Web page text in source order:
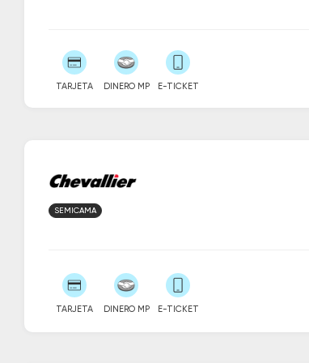
TARJETA DINERO MP E-TICKET
SEMICAMA
TARJETA DINERO MP E-TICKET